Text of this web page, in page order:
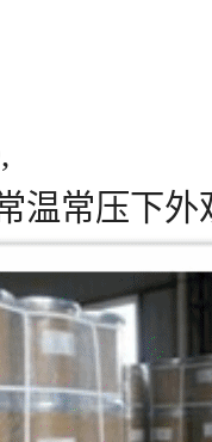
温常压下